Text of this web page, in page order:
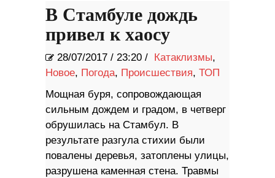
В Стамбуле дождь
привел к хаосу
28/07/2017 / 23:20 / Катаклизмы,
Новое, Погода, Происшествия, ТОП
Мощная буря, сопровождающая
сильным дождем и градом, в четверг
обрушилась на Стамбул. В
результате разгула стихии были
повалены деревья, затоплены улицы,
разрушена каменная стена. Травмы